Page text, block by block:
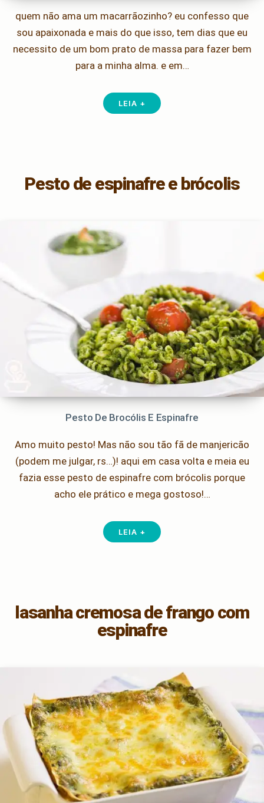
quem não ama um macarrãozinho? eu confesso que
sou apaixonada e mais do que isso, tem dias que eu
necessito de um bom prato de massa para fazer bem
para a minha alma. e em…
LEIA +
Pesto de espinafre e brócolis
Pesto De Brocólis E Espinafre
Amo muito pesto! Mas não sou tão fã de manjericão
(podem me julgar, rs…)! aqui em casa volta e meia eu
fazia esse pesto de espinafre com brócolis porque
acho ele prático e mega gostoso!…
LEIA +
lasanha cremosa de frango com
espinafre